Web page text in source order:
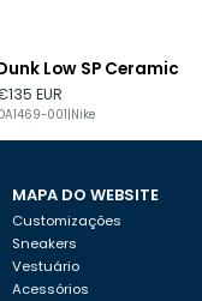
Low SP Ceramic
EUR
001|Nike
MAPA DO WEBSITE
Customizações
Sneakers
Vestuário
Acessórios